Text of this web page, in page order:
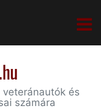
és
számára